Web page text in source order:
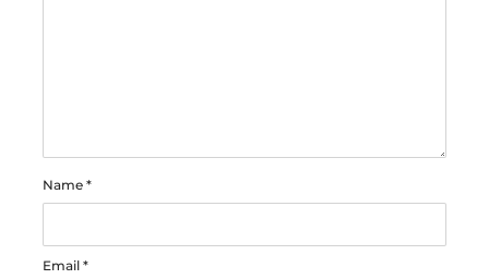
Name *
Email *